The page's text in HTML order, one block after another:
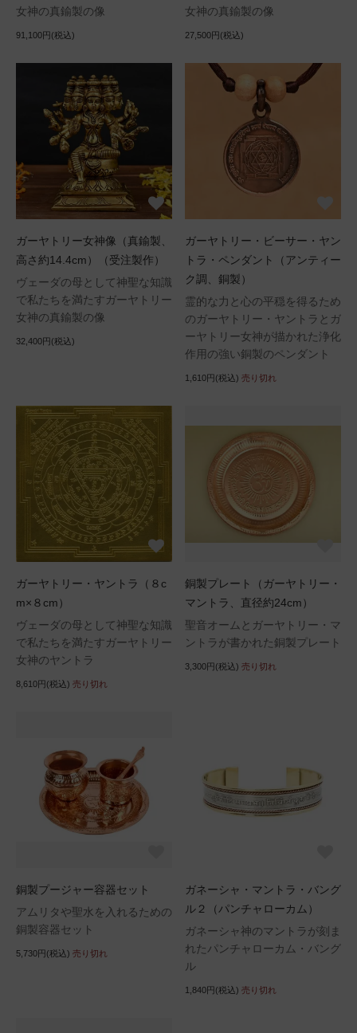
女神の真鍮製の像
91,100円(税込)
女神の真鍮製の像
27,500円(税込)
ガーヤトリー女神像（真鍮製、
高さ約14.4cm）（受注製作）
ヴェーダの母として神聖な知識
で私たちを満たすガーヤトリー
女神の真鍮製の像
32,400円(税込)
ガーヤトリー・ビーサー・ヤン
トラ・ペンダント（アンティー
ク調、銅製）
霊的な力と心の平穏を得るため
のガーヤトリー・ヤントラとガ
ーヤトリー女神が描かれた浄化
作用の強い銅製のペンダント
1,610円(税込) 売り切れ
ガーヤトリー・ヤントラ（８c
m×８cm）
ヴェーダの母として神聖な知識
で私たちを満たすガーヤトリー
女神のヤントラ
8,610円(税込) 売り切れ
銅製プレート（ガーヤトリー・
マントラ、直径約24cm）
聖音オームとガーヤトリー・マ
ントラが書かれた銅製プレート
3,300円(税込) 売り切れ
銅製プージャー容器セット
アムリタや聖水を入れるための
銅製容器セット
5,730円(税込) 売り切れ
ガネーシャ・マントラ・バング
ル２（パンチャローカム）
ガネーシャ神のマントラが刻ま
れたパンチャローカム・バング
ル
1,840円(税込) 売り切れ